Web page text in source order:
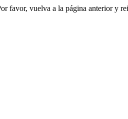
favor, vuelva a la página anterior y